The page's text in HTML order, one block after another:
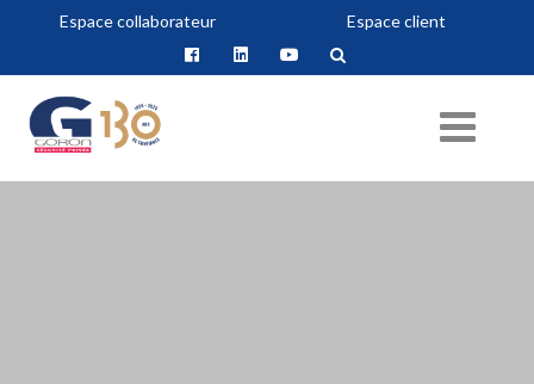
Espace collaborateur Espace client